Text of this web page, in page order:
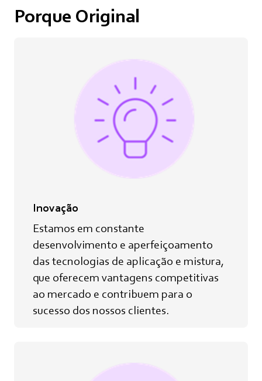
Porque Original
Inovação
Estamos em constante
desenvolvimento e aperfeiçoamento
das tecnologias de aplicação e mistura,
que oferecem vantagens competitivas
ao mercado e contribuem para o
sucesso dos nossos clientes.